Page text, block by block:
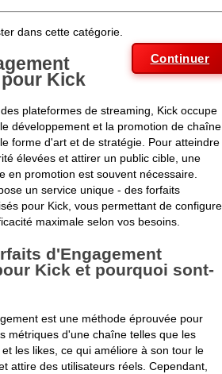
dans cette catégorie.
Continuer
Kick
plateformes de streaming, Kick occupe
développement et la promotion de chaîne
forme d'art et de stratégie. Pour atteindre
élevées et attirer un public cible, une
en promotion est souvent nécessaire.
un service unique - des forfaits
pour Kick, vous permettant de
maximale selon vos besoins.
d'Engagement
Kick et pourquoi sont-
est une méthode éprouvée pour
métriques d'une chaîne telles que les
les likes, ce qui améliore à son tour le
attire des utilisateurs réels. Cependant,